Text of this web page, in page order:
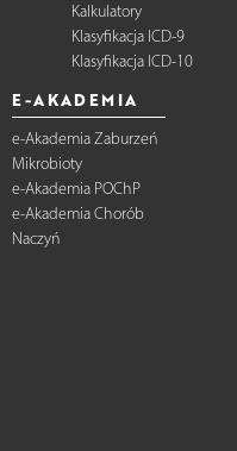
Kalkulatory
Klasyfikacja ICD-9
Klasyfikacja ICD-10
E-AKADEMIA
e-Akademia Zaburzeń
Mikrobioty
e-Akademia POChP
e-Akademia Chorób
Naczyń